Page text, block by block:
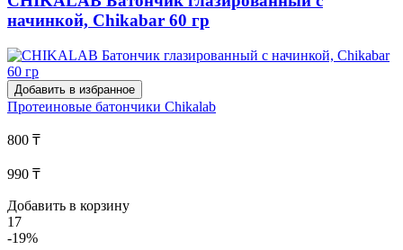
начинкой, Сhikabar 60 гр
Добавить в избранное
Протеиновые батончики Chikalab
800 ₸
990 ₸
Добавить в корзину
17
-19%